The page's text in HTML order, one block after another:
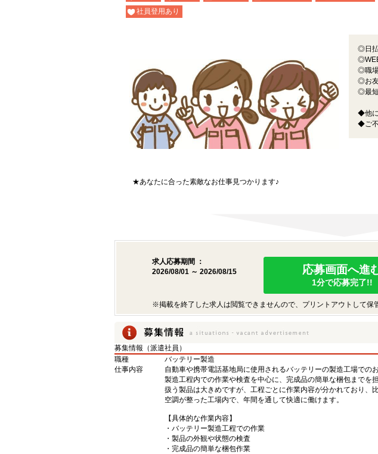
社員登用あり
★あなたに合った素敵なお仕事見つかります♪
◎日払
◎職
◎お友
◎最短
◆他に
◆ご不
求人応募期間 ：
2026/08/01 ～ 2026/08/15
応募画面へ進
1分で応募完了!!
※掲載を終了した求人は閲覧できませんので、プリントアウトして保
募集情報（派遣社員）
職種
バッテリー製造
仕事内容
自動車や携帯電話基地局に使用されるバッテリーの製造工場でのお
製造工程内での作業や検査を中心に、完成品の簡単な梱包までを担
扱う製品は大きめですが、工程ごとに作業内容が分かれており、
空調が整った工場内で、年間を通して快適に働けます。
【具体的な作業内容】
・バッテリー製造工程での作業
・製品の外観や状態の検査
・完成品の簡単な梱包作業